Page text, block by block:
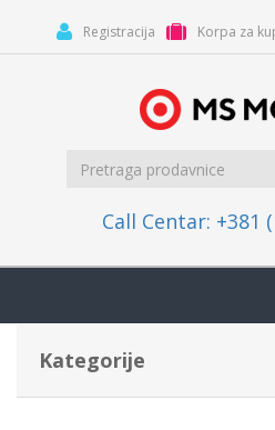
Registracija Korpa za
Call Centar: +381
Kategorije